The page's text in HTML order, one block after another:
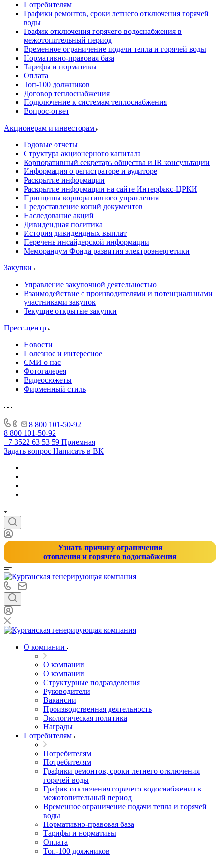
Потребителям
Графики ремонтов, сроки летнего отключения горячей
воды
График отключения горячего водоснабжения в
межотопительный период
Временное ограничение подачи тепла и горячей воды
Нормативно-правовая база
Тарифы и нормативы
Оплата
Топ-100 должников
Договор теплоснабжения
Подключение к системам теплоснабжения
Вопрос-ответ
Акционерам и инвесторам
Годовые отчеты
Структура акционерного капитала
Корпоративный секретарь общества и IR консультации
Информация о регистраторе и аудиторе
Раскрытие информации
Раскрытие информации на сайте Интерфакс-ЦРКИ
Принципы корпоративного управления
Предоставление копий документов
Наследование акций
Дивидендная политика
История дивидендных выплат
Перечень инсайдерской информации
Меморандум Фонда развития электроэнергетики
Закупки
Управление закупочной деятельностью
Взаимодействие с производителями и потенциальными
участниками закупок
Текущие открытые закупки
Пресс-центр
Новости
Полезное и интересное
СМИ о нас
Фотогалерея
Видеосюжеты
Фирменный стиль
8 800 101-50-92
8 800 101-50-92
+7 3522 63 53 59 Приемная
Задать вопрос Написать в ВК
Узнать причину ограничения
отопления и горячего водоснабжения
О компании
О компании
О компании
Структурные подразделения
Руководители
Вакансии
Производственная деятельность
Экологическая политика
Награды
Потребителям
Потребителям
Потребителям
Графики ремонтов, сроки летнего отключения
горячей воды
График отключения горячего водоснабжения в
межотопительный период
Временное ограничение подачи тепла и горячей
воды
Нормативно-правовая база
Тарифы и нормативы
Оплата
Топ-100 должников